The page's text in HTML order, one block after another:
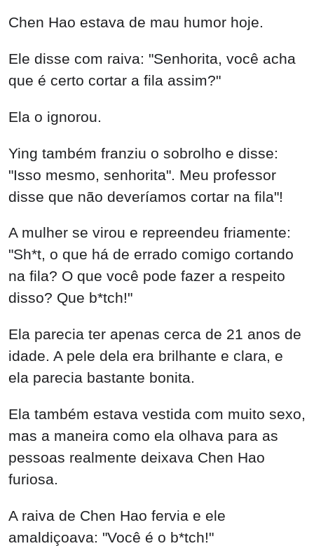
Chen Hao estava de mau humor hoje.
Ele disse com raiva: "Senhorita, você acha
que é certo cortar a fila assim?"
Ela o ignorou.
Ying também franziu o sobrolho e disse:
"Isso mesmo, senhorita". Meu professor
disse que não deveríamos cortar na fila"!
A mulher se virou e repreendeu friamente:
"Sh*t, o que há de errado comigo cortando
na fila? O que você pode fazer a respeito
disso? Que b*tch!"
Ela parecia ter apenas cerca de 21 anos de
idade. A pele dela era brilhante e clara, e
ela parecia bastante bonita.
Ela também estava vestida com muito sexo,
mas a maneira como ela olhava para as
pessoas realmente deixava Chen Hao
furiosa.
A raiva de Chen Hao fervia e ele
amaldiçoava: "Você é o b*tch!"